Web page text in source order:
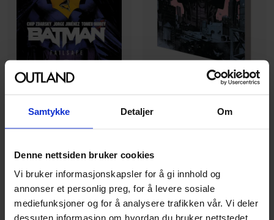
Samtykke Detaljer Om
Denne nettsiden bruker cookies
Vi bruker informasjonskapsler for å gi innhold og
annonser et personlig preg, for å levere sosiale
mediefunksjoner og for å analysere trafikken vår. Vi deler
dessuten informasjon om hvordan du bruker nettstedet
Batman Vol. 1: Failsafe
Chip Zdarsky,Jorge Jiménez
Daredevil & Elektra By Chip
Zdarsky
Paperback · Engelsk
27900 199 00